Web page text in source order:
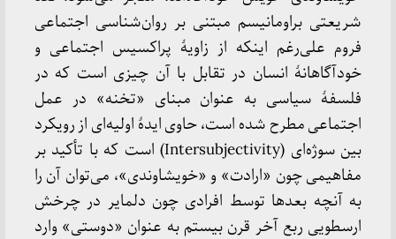
شریعتی براومانیسم مبتنی بر روان‌شناسی اجتماعی
فروم علی‌رغم اینکه از زاویهٔ پراکسیس اجتماعی و
خودآگاهانهٔ انسان در تقابل با آن چیزی است که در
فلسفهٔ سیاسی به عنوان مبنای «تخنه» در عمل
اجتماعی مطرح شده است، حاوی ایدهٔ اولیه‌ای از رویکرد
بین سوژه‌ای (Intersubjectivity) است که با تأکید بر
مفاهیمی چون «ارادت» و «خویشاوندی»، می‌توان آن را
به آنچه بعدها توسط افرادی چون دلمایر در چرخش
ارسطویی ربع آخر قرن بیستم به عنوان «دوستی» وارد